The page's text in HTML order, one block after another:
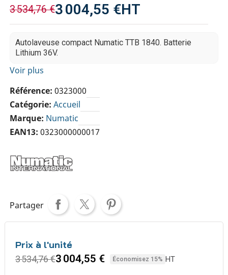
3 534,76 €3 004,55 €HT
Autolaveuse compact Numatic TTB 1840. Batterie
Lithium 36V.
Voir plus
Référence 0323000
Catégorie Accueil
Marque Numatic
EAN13 0323000000017
Partager
Prix à l'unité
3 534,76 €3 004,55 € Économisez 15% HT